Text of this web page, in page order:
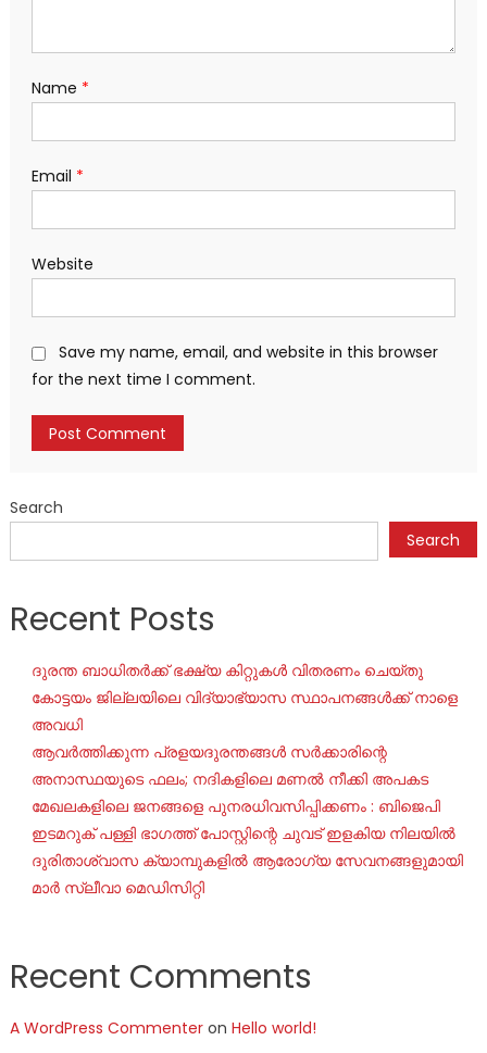
Name *
Email *
Website
Save my name, email, and website in this browser
for the next time I comment.
Search
Search
Recent Posts
ദുരന്ത ബാധിതർക്ക് ഭക്ഷ്യ കിറ്റുകൾ വിതരണം ചെയ്തു
കോട്ടയം ജില്ലയിലെ വിദ്യാഭ്യാസ സ്ഥാപനങ്ങൾക്ക് നാളെ
അവധി
ആവർത്തിക്കുന്ന പ്രളയദുരന്തങ്ങൾ സർക്കാരിന്റെ
അനാസ്ഥയുടെ ഫലം; നദികളിലെ മണൽ നീക്കി അപകട
മേഖലകളിലെ ജനങ്ങളെ പുനരധിവസിപ്പിക്കണം : ബിജെപി
ഇടമറുക് പള്ളി ഭാഗത്ത്‌ പോസ്റ്റിന്റെ ചുവട് ഇളകിയ നിലയിൽ
ദുരിതാശ്വാസ ക്യാമ്പുകളിൽ ആരോഗ്യ സേവനങ്ങളുമായി
മാർ സ്ലീവാ മെഡിസിറ്റി
Recent Comments
A WordPress Commenteron Hello world!